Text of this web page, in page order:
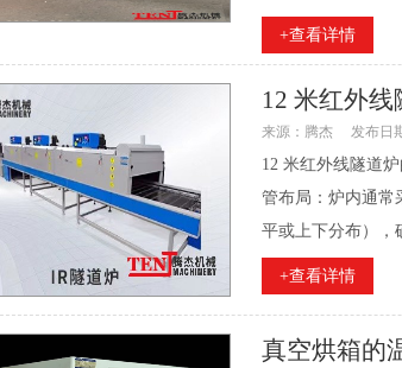
+查看详情
12 米红外
来源：腾杰 发布日
12 米红外线隧道
管布局：炉内通常
平或上下分布），
+查看详情
真空烘箱的